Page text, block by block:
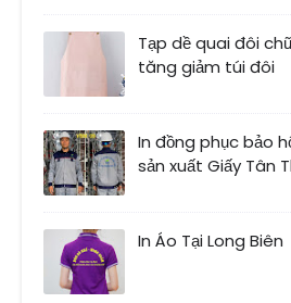
Tạp dề quai đôi
tăng giảm túi đôi
In đồng phục bảo
sản xuất Giấy Tân
In Áo Tại Long Biên